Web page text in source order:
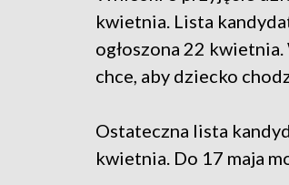
kwietnia. Lista
ogłoszona 22
chce, aby dziecko
Ostateczna lista
kwietnia. Do 17 maja